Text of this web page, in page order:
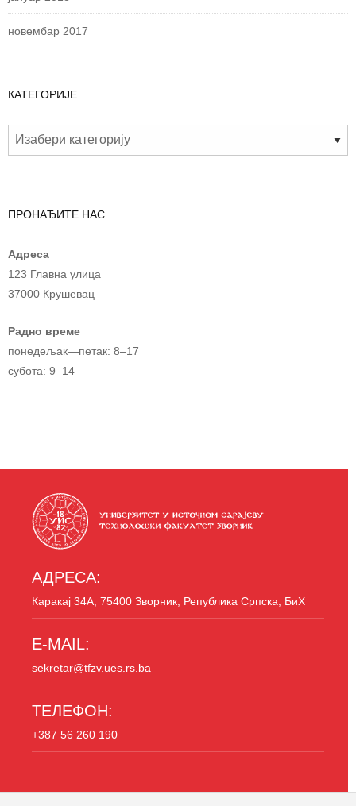
новембар 2017
КАТЕГОРИЈЕ
ПРОНАЂИТЕ НАС
Адреса
123 Главна улица
37000 Крушевац
Радно време
понедељак—петак: 8–17
субота: 9–14
АДРЕСА:
Каракај 34A, 75400 Зворник, Република Српска, БиХ
E-MAIL:
sekretar@tfzv.ues.rs.ba
ТЕЛЕФОН:
+387 56 260 190